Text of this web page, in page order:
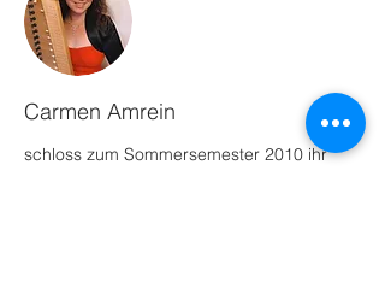
Carmen Amrein
schloss zum Sommersemester 2010 ihr